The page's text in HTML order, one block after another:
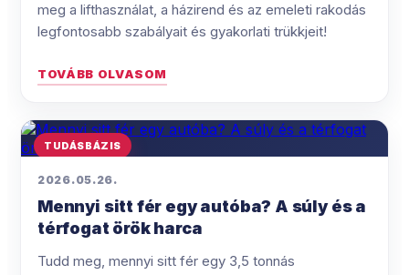
meg a lifthasználat, a házirend és az emeleti rakodás
legfontosabb szabályait és gyakorlati trükkjeit!
TOVÁBB OLVASOM
TUDÁSBÁZIS
2026.05.26.
Mennyi sitt fér egy autóba? A súly és a
térfogat örök harca
Tudd meg, mennyi sitt fér egy 3,5 tonnás